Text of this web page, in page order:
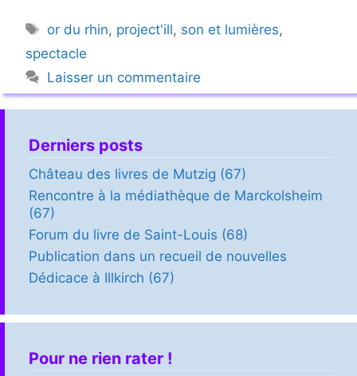
Étiquettes
or du rhin, project'ill, son et lumières,
spectacle
Laisser un commentaire
Derniers posts
Château des livres de Mutzig (67)
Rencontre à la médiathèque de Marckolsheim
(67)
Forum du livre de Saint-Louis (68)
Publication dans un recueil de nouvelles
Dédicace à Illkirch (67)
Pour ne rien rater !